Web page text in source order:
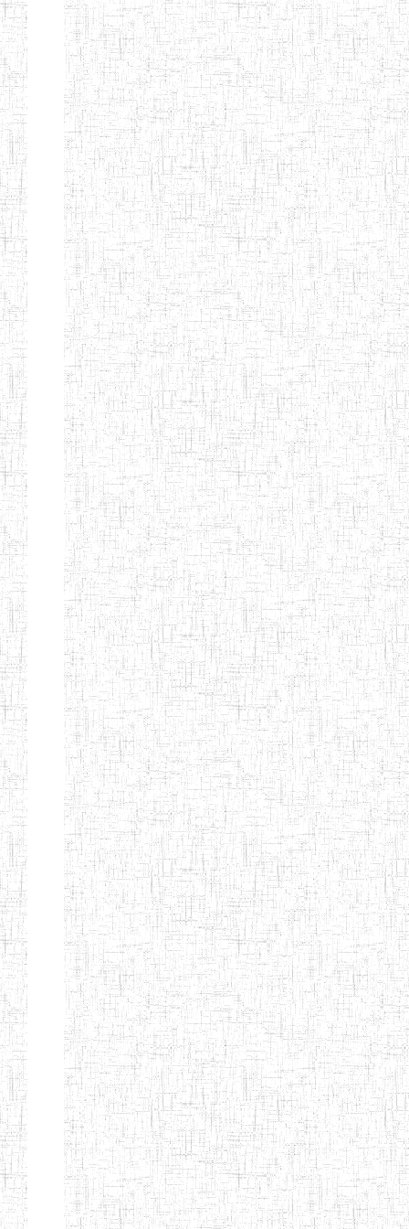
SAINT
ANDREW'S BTTC
28/12/2007 ENIEG
MODEL
INCLUSIVE
BILINGUAL
TEACHER
TRAINING
INSTITUTE
08/09/2015 ENIEG
CEFED/SPED/TTI
SANTA
17/11/2008 ENIEG
PTTC MBENGWI 06/08/1990 ENIEG
FULL GOSPEL
BTTC MBENGWI
02/10/1998 ENIEG
BAPTIST
TEACHERS
TRAINING
COLLEGE
08/08/1983 ENIEG
KENCHOLIA
TEACHER'S
TRAINING
COLLEGE
"K.T.T.C NDOP"
15/09/2015 ENIEG
ENIEG PRIVEE
BILINGUE
LAIQUE LES
PERFORMANCES
PEDAGOGIQUES
01/09/2015 ENIEG
ENIEG DU HAUT
NKAM
12/08/2013 ENIEG
ENIEG BILINGUE
DE L'IPEP DE
BANDJOUN
05/09/2003 ENIEG
ENIEG PRIVEE
NANFAH
07/09/2012 ENIEG
ENPIEG TERESA
JANE
14/03/2014 ENIEG